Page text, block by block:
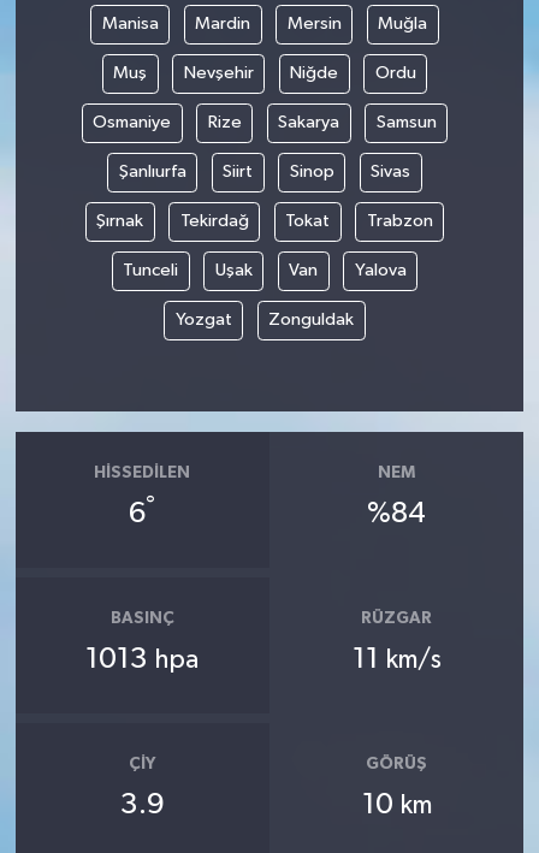
Manisa Mardin Mersin Muğla
Muş Nevşehir Niğde Ordu
Osmaniye Rize Sakarya Samsun
Şanlıurfa Siirt Sinop Sivas
Şırnak Tekirdağ Tokat Trabzon
Tunceli Uşak Van Yalova
Yozgat Zonguldak
HISSEDILEN
6°
NEM
%84
BASINÇ
1013 hpa
RÜZGAR
11 km/s
ÇIY
3.9
GÖRÜŞ
10 km